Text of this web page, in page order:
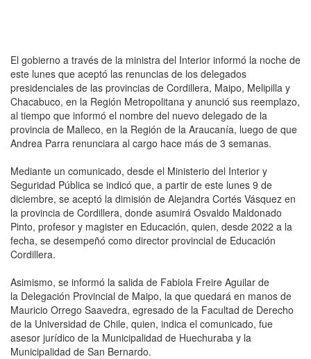
El gobierno a través de la ministra del Interior informó la noche de
este lunes que aceptó las renuncias de los delegados
presidenciales de las provincias de Cordillera, Maipo, Melipilla y
Chacabuco, en la Región Metropolitana y anunció sus reemplazo,
al tiempo que informó el nombre del nuevo delegado de la
provincia de Malleco, en la Región de la Araucanía, luego de que
Andrea Parra renunciara al cargo hace más de 3 semanas.
Mediante un comunicado, desde el Ministerio del Interior y
Seguridad Pública se indicó que, a partir de este lunes 9 de
diciembre, se aceptó la dimisión de Alejandra Cortés Vásquez en
la provincia de Cordillera, donde asumirá Osvaldo Maldonado
Pinto, profesor y magister en Educación, quien, desde 2022 a la
fecha, se desempeñó como director provincial de Educación
Cordillera.
Asimismo, se informó la salida de Fabiola Freire Aguilar de
la Delegación Provincial de Maipo, la que quedará en manos de
Mauricio Orrego Saavedra, egresado de la Facultad de Derecho
de la Universidad de Chile, quien, indica el comunicado, fue
asesor jurídico de la Municipalidad de Huechuraba y la
Municipalidad de San Bernardo.